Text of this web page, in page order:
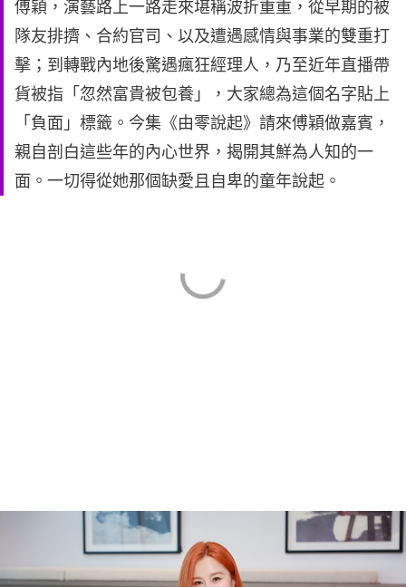
傅穎，演藝路上一路走來堪稱波折重重，從早期的被
隊友排擠、合約官司、以及遭遇感情與事業的雙重打
擊；到轉戰內地後驚遇瘋狂經理人，乃至近年直播帶
貨被指「忽然富貴被包養」，大家總為這個名字貼上
「負面」標籤。今集《由零說起》請來傅穎做嘉賓，
親自剖白這些年的內心世界，揭開其鮮為人知的一
面。一切得從她那個缺愛且自卑的童年說起。